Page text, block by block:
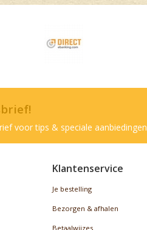
voor tips & speciale aanbiedingen
Klantenservice
Je bestelling
Bezorgen & afhalen
Betaalwijzes